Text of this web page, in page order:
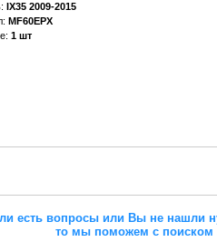
: IX35 2009-2015
: MF60EPX
: 1 шт
есть вопросы или Вы не нашли
то мы поможем с поиском